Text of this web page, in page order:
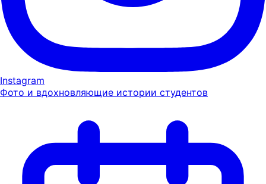
Instagram
Фото и вдохновляющие истории студентов